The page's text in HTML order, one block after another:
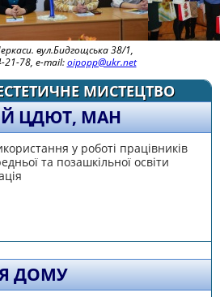
вул.Бидгощська 38/1,
21-78, e-mail:oipopp@ukr.net
МИСТЕЦТВО
ЦДЮТ, МАН
у роботі працівників
та позашкільної освіти
ЦДЮТ, МАН
ДОМУ